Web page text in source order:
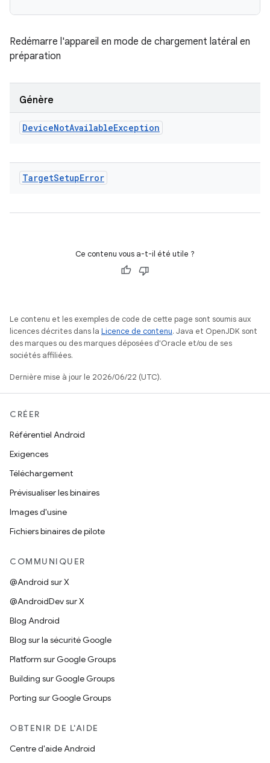
Redémarre l'appareil en mode de chargement latéral en
préparation
Génère
DeviceNotAvailableException
TargetSetupError
Ce contenu vous a-t-il été utile ?
Le contenu et les exemples de code de cette page sont soumis aux
licences décrites dans la Licence de contenu. Java et OpenJDK sont
des marques ou des marques déposées d'Oracle et/ou de ses
sociétés affiliées.
Dernière mise à jour le 2026/06/22 (UTC).
CRÉER
Référentiel Android
Exigences
Téléchargement
Prévisualiser les binaires
Images d'usine
Fichiers binaires de pilote
COMMUNIQUER
@Android sur X
@AndroidDev sur X
Blog Android
Blog sur la sécurité Google
Platform sur Google Groups
Building sur Google Groups
Porting sur Google Groups
OBTENIR DE L'AIDE
Centre d'aide Android